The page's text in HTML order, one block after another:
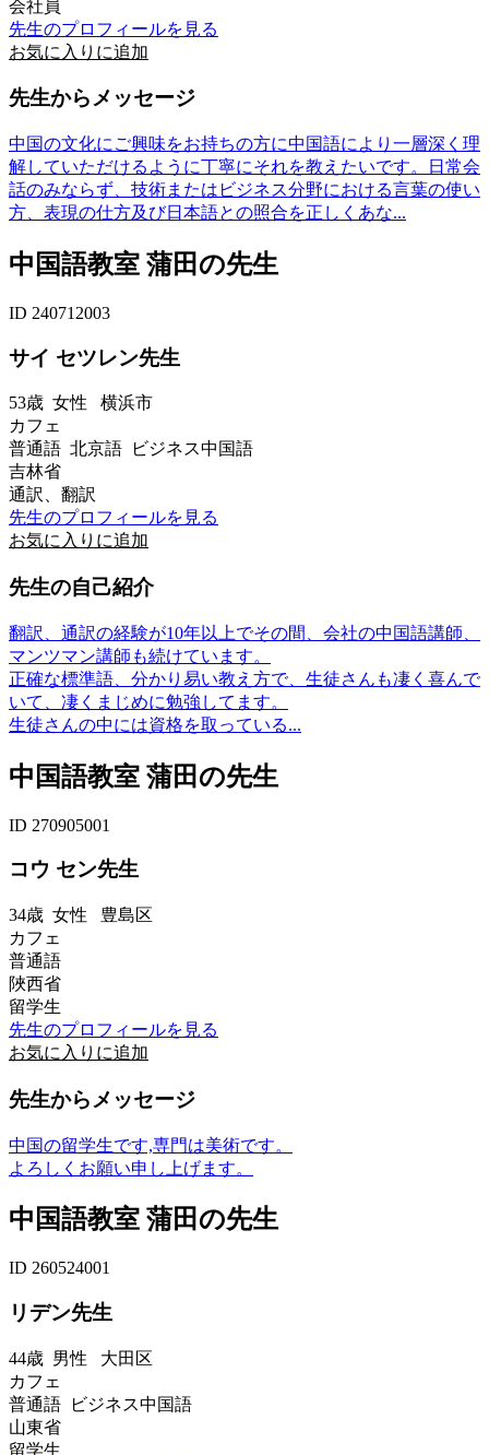
会社員
先生のプロフィールを見る
お気に入りに追加
先生からメッセージ
中国の文化にご興味をお持ちの方に中国語により一層深く理
解していただけるように丁寧にそれを教えたいです。日常会
話のみならず、技術またはビジネス分野における言葉の使い
方、表現の仕方及び日本語との照合を正しくあな...
中国語教室 蒲田の先生
ID 240712003
サイ セツレン先生
53歳 女性 横浜市
カフェ
普通語 北京語 ビジネス中国語
吉林省
通訳、翻訳
先生のプロフィールを見る
お気に入りに追加
先生の自己紹介
翻訳、通訳の経験が10年以上でその間、会社の中国語講師、
マンツマン講師も続けています。
正確な標準語、分かり易い教え方で、生徒さんも凄く喜んで
いて、凄くまじめに勉強してます。
生徒さんの中には資格を取っている...
中国語教室 蒲田の先生
ID 270905001
コウ セン先生
34歳 女性 豊島区
カフェ
普通語
陜西省
留学生
先生のプロフィールを見る
お気に入りに追加
先生からメッセージ
中国の留学生です,専門は美術です。
よろしくお願い申し上げます。
中国語教室 蒲田の先生
ID 260524001
リデン先生
44歳 男性 大田区
カフェ
普通語 ビジネス中国語
山東省
留学生